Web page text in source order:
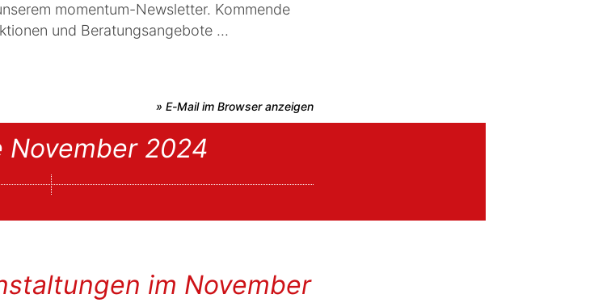
momentum-Newsletter. Kommende
und Beratungsangebote ...
» E-Mail im Browser anzeigen
November 2024
im November